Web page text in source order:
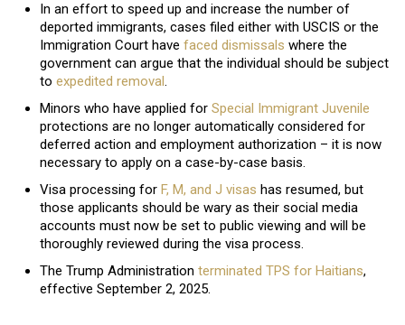
In an effort to speed up and increase the number of
deported immigrants, cases filed either with USCIS or the
Immigration Court have faced dismissals where the
government can argue that the individual should be subject
to expedited removal.
Minors who have applied for Special Immigrant Juvenile
protections are no longer automatically considered for
deferred action and employment authorization – it is now
necessary to apply on a case-by-case basis.
Visa processing for F, M, and J visas has resumed, but
those applicants should be wary as their social media
accounts must now be set to public viewing and will be
thoroughly reviewed during the visa process.
The Trump Administration terminated TPS for Haitians,
effective September 2, 2025.